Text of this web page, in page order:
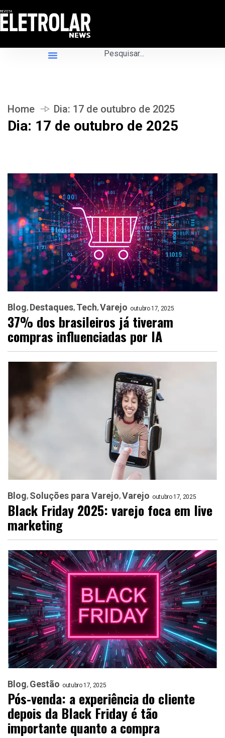
Home Dia: 17 de outubro de 2025
Dia: 17 de outubro de 2025
Blog Destaques Tech Varejo outubro 17, 2025
37% dos brasileiros já tiveram
compras influenciadas por IA
Blog Soluções para Varejo Varejo outubro 17, 2025
Black Friday 2025: varejo foca em live
marketing
Blog Gestão outubro 17, 2025
Pós-venda: a experiência do cliente
depois da Black Friday é tão
importante quanto a compra